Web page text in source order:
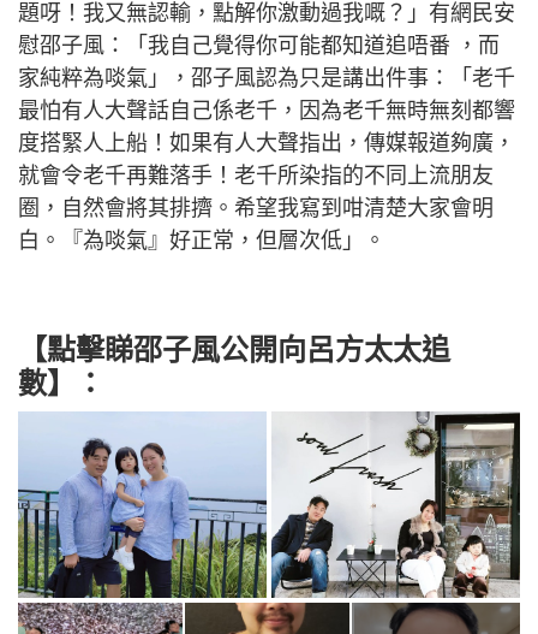
題呀！我又無認輸，點解你激動過我嘅？」有網民安
慰邵子風：「我自己覺得你可能都知道追唔番 ，而
家純粹為啖氣」，邵子風認為只是講出件事：「老千
最怕有人大聲話自己係老千，因為老千無時無刻都響
度搭緊人上船！如果有人大聲指出，傳媒報道夠廣，
就會令老千再難落手！老千所染指的不同上流朋友
圈，自然會將其排擠。希望我寫到咁清楚大家會明
白。『為啖氣』好正常，但層次低」。
【點擊睇邵子風公開向呂方太太追
數】：